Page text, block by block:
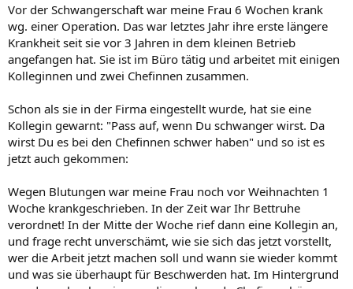
Vor der Schwangerschaft war meine Frau 6 Wochen krank
wg. einer Operation. Das war letztes Jahr ihre erste längere
Krankheit seit sie vor 3 Jahren in dem kleinen Betrieb
angefangen hat. Sie ist im Büro tätig und arbeitet mit einigen
Kolleginnen und zwei Chefinnen zusammen.
Schon als sie in der Firma eingestellt wurde, hat sie eine
Kollegin gewarnt: "Pass auf, wenn Du schwanger wirst. Da
wirst Du es bei den Chefinnen schwer haben" und so ist es
jetzt auch gekommen:
Wegen Blutungen war meine Frau noch vor Weihnachten 1
Woche krankgeschrieben. In der Zeit war Ihr Bettruhe
verordnet! In der Mitte der Woche rief dann eine Kollegin an,
und frage recht unverschämt, wie sie sich das jetzt vorstellt,
wer die Arbeit jetzt machen soll und wann sie wieder kommt
und was sie überhaupt für Beschwerden hat. Im Hintergrund